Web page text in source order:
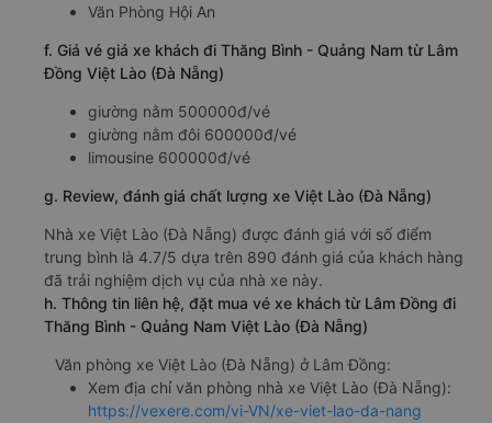
Văn Phòng Hội An
f. Giá vé giá xe khách đi Thăng Bình - Quảng Nam từ Lâm
Đồng Việt Lào (Đà Nẵng)
giường nằm 500000đ/vé
giường nằm đôi 600000đ/vé
limousine 600000đ/vé
g. Review, đánh giá chất lượng xe Việt Lào (Đà Nẵng)
Nhà xe Việt Lào (Đà Nẵng) được đánh giá với số điểm
trung bình là 4.7/5 dựa trên 890 đánh giá của khách hàng
đã trải nghiệm dịch vụ của nhà xe này.
h. Thông tin liên hệ, đặt mua vé xe khách từ Lâm Đồng đi
Thăng Bình - Quảng Nam Việt Lào (Đà Nẵng)
Văn phòng xe Việt Lào (Đà Nẵng) ở Lâm Đồng:
Xem địa chỉ văn phòng nhà xe Việt Lào (Đà Nẵng):
https://vexere.com/vi-VN/xe-viet-lao-da-nang